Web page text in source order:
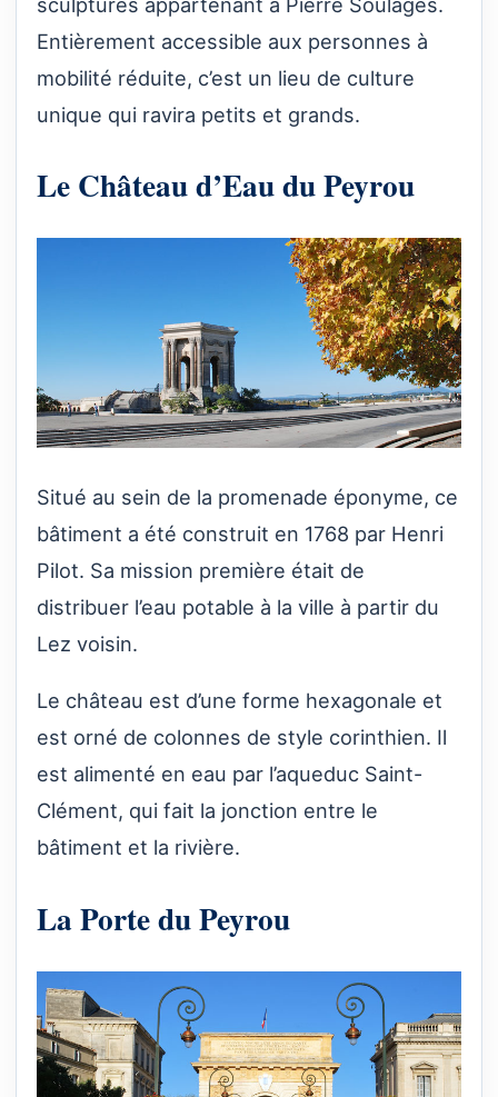
Entièrement accessible aux personnes à
mobilité réduite, c’est un lieu de culture
unique qui ravira petits et grands.
Le Château d’Eau du Peyrou
Situé au sein de la promenade éponyme, ce
bâtiment a été construit en 1768 par Henri
Pilot. Sa mission première était de
distribuer l’eau potable à la ville à partir du
Lez voisin.
Le château est d’une forme hexagonale et
est orné de colonnes de style corinthien. Il
est alimenté en eau par l’aqueduc Saint-
Clément, qui fait la jonction entre le
bâtiment et la rivière.
La Porte du Peyrou